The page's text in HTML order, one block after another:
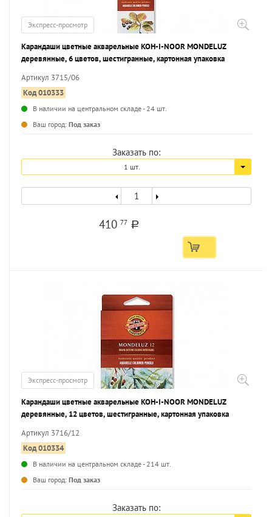
Экспресс-просмотр
Карандаши цветные акварельные KOH-I-NOOR MONDELUZ
деревянные, 6 цветов, шестигранные, картонная упаковка
Артикул 3715/06
Код 010333
В наличии на центральном складе - 24 шт.
Ваш город: Под заказ
Заказать по:
1 шт.
41077 a
Экспресс-просмотр
Карандаши цветные акварельные KOH-I-NOOR MONDELUZ
деревянные, 12 цветов, шестигранные, картонная упаковка
Артикул 3716/12
Код 010334
В наличии на центральном складе - 214 шт.
Ваш город: Под заказ
Заказать по: